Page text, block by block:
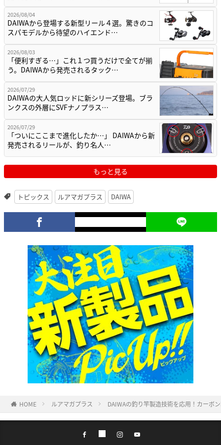
2026/08/04
DAIWAから登場する新型リール４選。驚きのコ
スパモデルから待望のハイエンド…
2026/08/03
「便利すぎる…」これ１つ買うだけで全てが揃
う。DAIWAから発売されるタック…
2026/07/29
DAIWAの大人気ロッドに新シリーズ登場。ブラ
ンクスの外層にSVFナノプラス…
2026/07/29
「ついにここまで進化したか…」 DAIWAから新
発売されるリールが、釣り名人…
もっと見る
トピックス ルアマガプラス DAIWA
HOME ルアマガプラス DAIWAの釣り竿製造技術を応用！カーボ